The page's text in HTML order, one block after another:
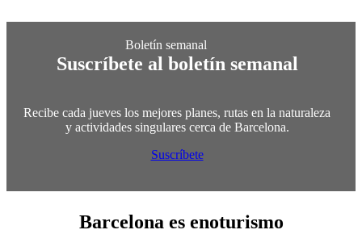
Suscríbete al boletín semanal
Recibe cada jueves los mejores planes, rutas en la naturaleza
y actividades singulares cerca de Barcelona.
Suscríbete
Barcelona es enoturismo